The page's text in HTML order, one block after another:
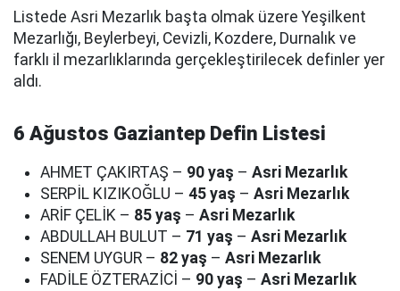
Listede Asri Mezarlık başta olmak üzere Yeşilkent
Mezarlığı, Beylerbeyi, Cevizli, Kozdere, Durnalık ve
farklı il mezarlıklarında gerçekleştirilecek definler yer
aldı.
6 Ağustos Gaziantep Defin Listesi
AHMET ÇAKIRTAŞ – 90 yaş – Asri Mezarlık
SERPİL KIZIKOĞLU – 45 yaş – Asri Mezarlık
ARİF ÇELİK – 85 yaş – Asri Mezarlık
ABDULLAH BULUT – 71 yaş – Asri Mezarlık
SENEM UYGUR – 82 yaş – Asri Mezarlık
FADİLE ÖZTERAZİCİ – 90 yaş – Asri Mezarlık